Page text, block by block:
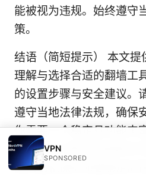
能被视为违规。始终遵守
策。
结语（简短提示） 本文提
理解与选择合适的翻墙工
的设置步骤与安全建议。
遵守当地法律法规，确保
你需要一个稳定且功能丰
NordVPN 等优良商家的
高的隐私保护和更稳定的
VPN
SPONSORED